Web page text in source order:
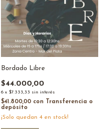
Bordado Libre
$44.000,00
6 x $7.333,33 sin interés
$41.800,00 con
Transferencia o
depósito
¡Solo quedan 4 en stock!